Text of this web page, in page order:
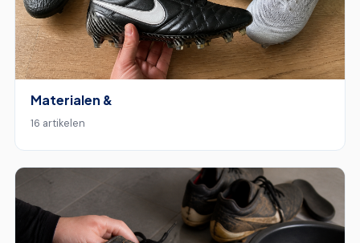
Materialen &
16 artikelen